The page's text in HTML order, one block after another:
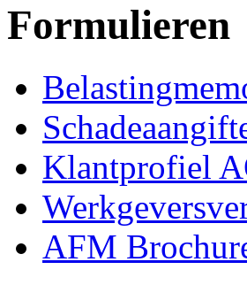
Formulieren
Klantprofiel
AFM